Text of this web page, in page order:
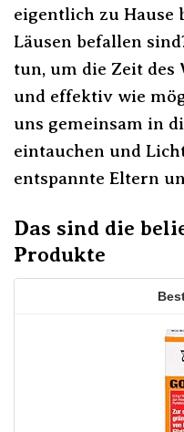
eigentlich zu Hause
Läusen befallen
tun, um die Zeit des
und effektiv wie
uns gemeinsam in
eintauchen und
entspannte Eltern
Das sind die
Produkte